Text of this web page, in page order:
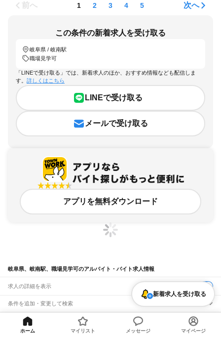
前へ 1 2 3 4 5 次へ
この条件の新着求人を受け取る
岐阜県 / 岐南駅
職場見学可
「LINEで受け取る」では、新着求人のほか、おすすめ情報なども配信しま
す。 詳しくはこちら
LINEで受け取る
メールで受け取る
アプリを無料ダウンロード
岐阜県、岐南駅、職場見学可のアルバイト・バイト求人情報
求人の詳細を表示
条件を追加・変更して検索
市区町村を追加・変更
岐阜県
関連キーワード
完全在宅ワーク 全国 シール貼り 在宅 現在地周辺ガチャガチャ
犬カフェ
新着求人を受け取る
ホーム マイリスト メッセージ マイページ